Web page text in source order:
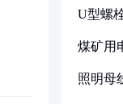
U型螺
煤矿用
照明母